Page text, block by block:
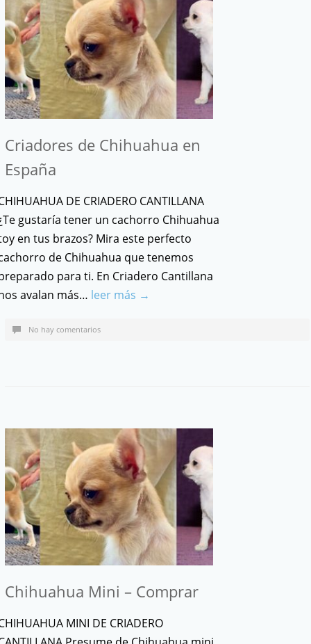
Criadores de Chihuahua en
España
DE CRIADERO CANTILLANA
gustaría tener un cachorro Chihuahua
en tus brazos? Mira este perfecto
de Chihuahua que tenemos
para ti. En Criadero Cantillana
avalan más… leer más →
No hay comentarios
Chihuahua Mini – Comprar
MINI DE CRIADERO